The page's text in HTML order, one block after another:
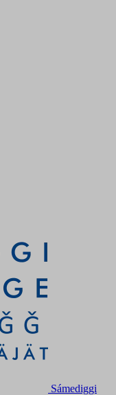
Sámediggi